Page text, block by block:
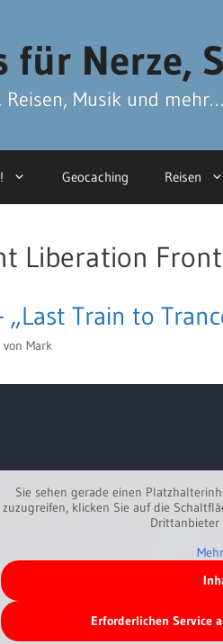
für Nerze,
Reisen, Musik und mehr…
Geocaching Reisen
Liberation Front
„Last Train to
von Mark
Sie sehen gerade einen
zuzugreifen, klicken Sie auf die
Drittanbieter
Erforderlichen Service